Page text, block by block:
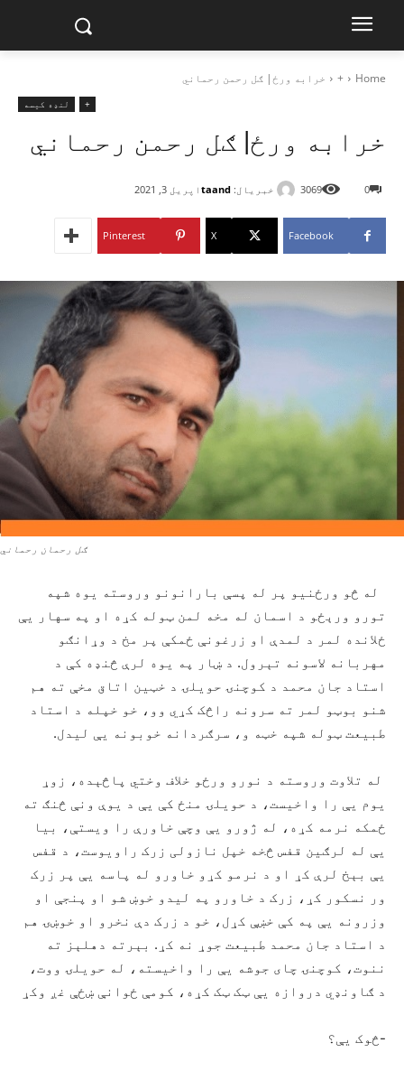
Home
+ خرابه ورځ| ګل رحمن رحماني
+ لنډه کیسه
خرابه ورځ| ګل رحمن رحماني
خبریال: taand اپریل 3, 2021 0
3069
Facebook
X
Pinterest
ګل رحمان رحماني
له څو ورځنیو پر له پسې بارانونو وروسته یوه شپه
تورو ورېځو د اسمان له مخه لمن ټوله کړه او په سهار یې
ځلانده لمر د لمدې او زرغونې ځمکې پر مخ د وړانګو
مهربانه لاسونه تېرول. د ښار په یوه لرې څنډه کې د
استاد جان محمد د کوچنۍ حویلۍ د خټین اتاق مخې ته هم
شنو بوټو لمر ته سرونه راڅک کړي وو، خو خپله د استاد
طبیعت ټوله شپه خټه و، سرګردانه خوبونه یې لیدل.
له تلاوت وروسته د نورو ورځو خلاف وختي پاڅېده، زوړ
یوم یې را واخیست، د حویلۍ منځ کې یې د یوې ونې څنګ ته
ځمکه نرمه کړه، له ژورو یې وچې خاورې را ویستې، بیا
یې له لرګین قفس څخه خپل نازولی زرک راویوست، د قفس
یې بېخ لرې کړ او د نرمو کړو خاورو له پاسه یې پر زرک
ور نسکور کړ، زرک د خاورو په لیدو خوښ شو او پنجې او
وزرونه یې په کې خښې کړل، خو د زرک دې نخرو او خوښۍ هم
د استاد جان محمد طبیعت جوړ نه کړ. بېرته دهلېز ته
ننوت، کوچنۍ چای جوشه یې را واخیسته، له حویلۍ ووت،
د ګاونډي دروازه یې ټک ټک کړه، کومې ځوانې ښځې غږ وکړ
-څوک یې؟